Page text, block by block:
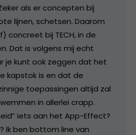
als er concepten bij
lijnen, schetsen. Daarom
concreet bij TECH, in de
Dat is volgens mij echt
je kunt ook zeggen dat het
kapstok is en dat de
toepassingen altijd zal
in allerlei crapp.
iets aan het App-Effect?
Ik ben bottom line van